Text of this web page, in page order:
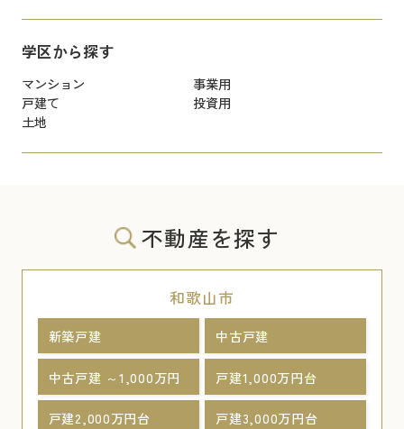
学区から探す
マンション
事業用
戸建て
投資用
土地
不動産を探す
和歌山市
新築戸建 中古戸建
中古戸建 ～1,000万円 戸建1,000万円台
戸建2,000万円台 戸建3,000万円台